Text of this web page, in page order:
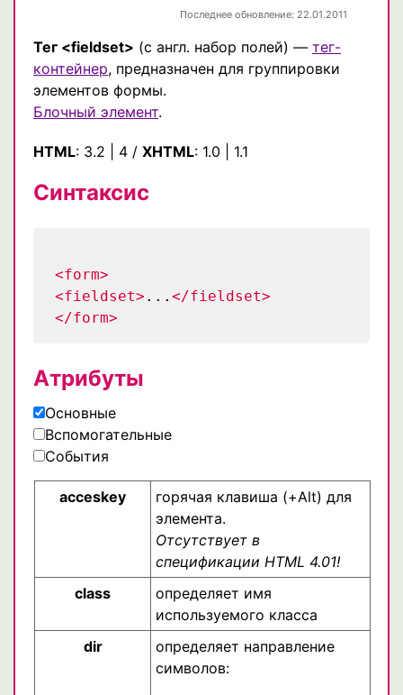
Последнее обновление: 22.01.2011
Тег <fieldset> (с англ. набор полей) — тег-
контейнер, предназначен для группировки
элементов формы.
Блочный элемент.
HTML: 3.2 4 / XHTML: 1.0 1.1
Синтаксис
<form>
<fieldset> ... </fieldset>
</form>
Атрибуты
Основные
Вспомогательные
События
acceskey
горячая клавиша (+Alt) для
элемента.
Отсутствует в
спецификации HTML 4.01!
class
определяет имя
используемого класса
dir
определяет направление
символов: